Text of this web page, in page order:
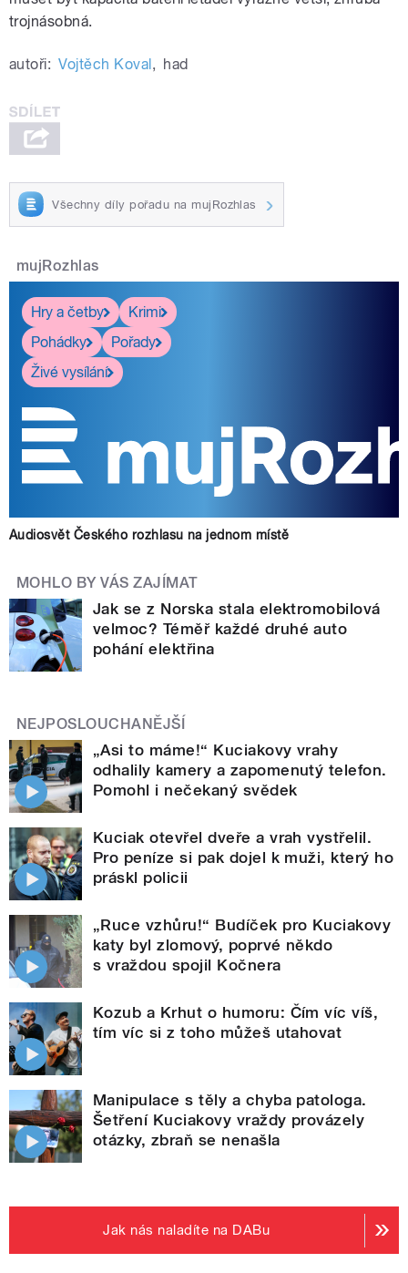
trojnásobná.
autoři: Vojtěch Koval, had
Všechny díly pořadu na mujRozhlas
mujRozhlas
Hry a četby
Krimi
Pohádky
Pořady
Živé vysílání
Audiosvět Českého rozhlasu na jednom místě
MOHLO BY VÁS ZAJÍMAT
Jak se z Norska stala elektromobilová
velmoc? Téměř každé druhé auto
pohání elektřina
NEJPOSLOUCHANĚJŠÍ
„Asi to máme!“ Kuciakovy vrahy
odhalily kamery a zapomenutý telefon.
Pomohl i nečekaný svědek
Kuciak otevřel dveře a vrah vystřelil.
Pro peníze si pak dojel k muži, který ho
práskl policii
„Ruce vzhůru!“ Budíček pro Kuciakovy
katy byl zlomový, poprvé někdo
s vraždou spojil Kočnera
Kozub a Krhut o humoru: Čím víc víš,
tím víc si z toho můžeš utahovat
Manipulace s těly a chyba patologa.
Šetření Kuciakovy vraždy provázely
otázky, zbraň se nenašla
Jak nás naladíte na DABu